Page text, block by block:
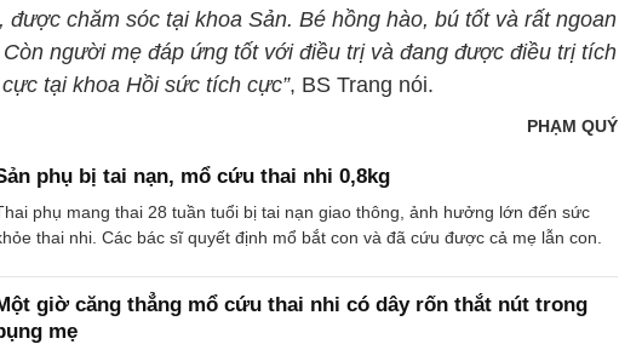
được chăm sóc tại khoa Sản. Bé hồng hào, bú tốt và rất ngoan
người mẹ đáp ứng tốt với điều trị và đang được điều trị tích
cực tại khoa Hồi sức tích cực”, BS Trang nói.
PHẠM QUÝ
phụ bị tai nạn, mổ cứu thai nhi 0,8kg
phụ mang thai 28 tuần tuổi bị tai nạn giao thông, ảnh hưởng lớn đến sức
thai nhi. Các bác sĩ quyết định mổ bắt con và đã cứu được cả mẹ lẫn con.
giờ căng thẳng mổ cứu thai nhi có dây rốn thắt nút trong
mẹ